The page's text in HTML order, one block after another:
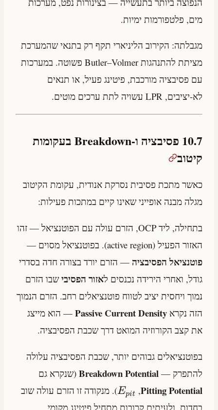
מים, פלטפורמות ימיות.
מגבלתה: הקירוב הליניארי תקף רק בתנאי שהמערכת
מציתת להתנהגות Butler–Volmer פשוטה. במערכות
עם פסיבציה מורכבת, פיטינג פעיל, או תנאים
לא-יציבים, LPR עשויה לתת ערכים מוטים.
10.7 פסיבציה ו-Breakdown בעקומות
קיטוב
כאשר מתכת פסיבית נסרקת אנודית, עקומת הקיטוב
מגלה מבנה אופייני שאינו קיים במתכות פעילות:
בתחילה, ליד OCP, הזרם עולה עם הפוטנציאל — זהו
האזור הפעיל (active region). בפוטנציאל מסוים —
פוטנציאל הפסיבציה — הזרם יורד בצורה חדה בסדרי
גודל, ואחרי הירידה נכנסים לאזור הפסיבישבו הזרם
נמוך ויחסית יציב לטווח פוטנציאלים רחב. הזרם הנמוך
הזה נקרא Passive Current Density — הוא מייצג
את קצב הקורוזיה המואט דרך שכבת הפסיבציה.
בפוטנציאלים גבוהים יותר, שכבת הפסיבציה עלולה
להתפרק — Breakdown Potential (שנקרא גם
Pitting Potential
,
Epit
). מנקודה זו הזרם עולה שוב
בחדות, ולעיתים קרובות מתחיל פיטינג מקומי.